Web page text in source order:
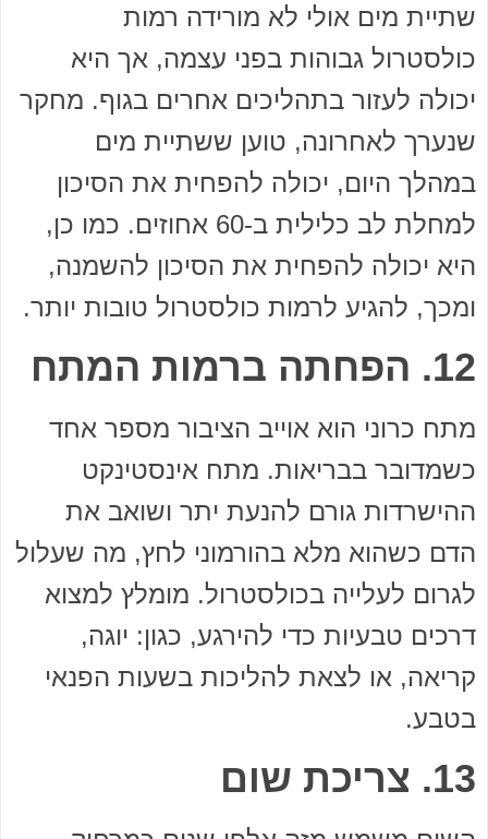
שתיית מים אולי לא מורידה רמות
כולסטרול גבוהות בפני עצמה, אך היא
יכולה לעזור בתהליכים אחרים בגוף. מחקר
שנערך לאחרונה, טוען ששתיית מים
במהלך היום, יכולה להפחית את הסיכון
למחלת לב כלילית ב-60 אחוזים. כמו כן,
היא יכולה להפחית את הסיכון להשמנה,
ומכך, להגיע לרמות כולסטרול טובות יותר.
12. הפחתה ברמות המתח
מתח כרוני הוא אוייב הציבור מספר אחד
כשמדובר בבריאות. מתח אינסטינקט
ההישרדות גורם להנעת יתר ושואב את
הדם כשהוא מלא בהורמוני לחץ, מה שעלול
לגרום לעלייה בכולסטרול. מומלץ למצוא
דרכים טבעיות כדי להירגע, כגון: יוגה,
קריאה, או לצאת להליכות בשעות הפנאי
בטבע.
13. צריכת שום